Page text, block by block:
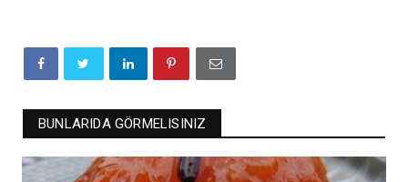
BUNLARIDA GÖRMELISINIZ